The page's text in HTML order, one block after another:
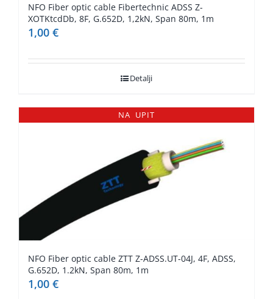
NFO Fiber optic cable Fibertechnic ADSS Z-
XOTKtcdDb, 8F, G.652D, 1,2kN, Span 80m, 1m
1,00 €
Detalji
NA UPIT
NFO Fiber optic cable ZTT Z-ADSS.UT-04J, 4F, ADSS,
G.652D, 1.2kN, Span 80m, 1m
1,00 €